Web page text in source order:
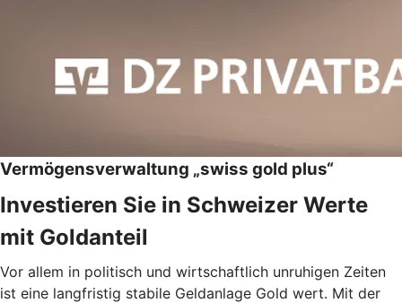
Vermögensverwaltung „swiss gold plus“
Investieren Sie in Schweizer Werte
mit Goldanteil
Vor allem in politisch und wirtschaftlich unruhigen Zeiten
ist eine langfristig stabile Geldanlage Gold wert. Mit der